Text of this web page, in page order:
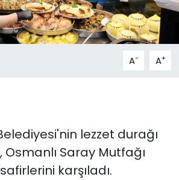
A- A+
lezzet durağı
Saray Mutfağı
karşıladı.